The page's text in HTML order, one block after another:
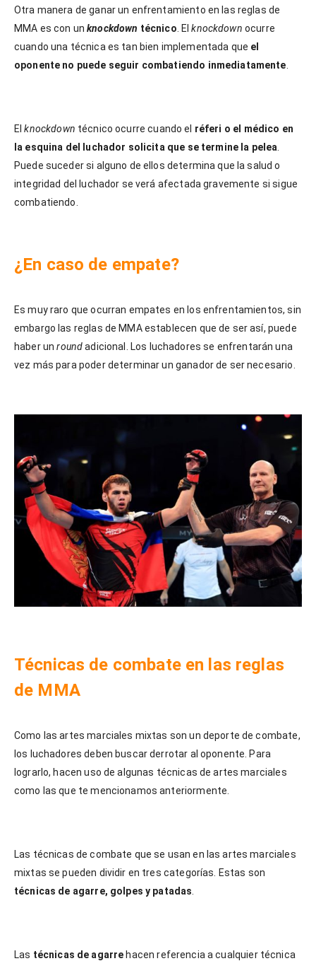
Otra manera de ganar un enfrentamiento en las reglas de
MMA es con un knockdown técnico . Elknockdown ocurre
cuando una técnica es tan bien implementada que el
oponente no puede seguir combatiendo inmediatamente
Elknockdown técnico ocurre cuando el réferi o el médico en
la esquina del luchador solicita que se termine la pelea
Puede suceder si alguno de ellos determina que la salud o
integridad del luchador se verá afectada gravemente si sigue
combatiendo.
¿En caso de empate?
Es muy raro que ocurran empates en los enfrentamientos, sin
embargo las reglas de MMA establecen que de ser así, puede
haber unroundadicional. Los luchadores se enfrentarán una
vez más para poder determinar un ganador de ser necesario.
Técnicas de combate en las reglas
de MMA
Como las artes marciales mixtas son un deporte de combate,
los luchadores deben buscar derrotar al oponente. Para
lograrlo, hacen uso de algunas técnicas de artes marciales
como las que te mencionamos anteriormente.
Las técnicas de combate que se usan en las artes marciales
mixtas se pueden dividir en tres categorías. Estas son
técnicas de agarre, golpes y patadas
Las técnicas de agarre hacen referencia a cualquier técnica